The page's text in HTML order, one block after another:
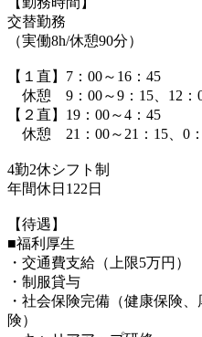
交替勤務
（実働8h/休憩90分）
【１直】7：00～16：45
休憩 9：00～9：15、12：
【２直】19：00～4：45
休憩 21：00～21：15、0：
4勤2休シフト制
年間休日122日
【待遇】
■福利厚生
・交通費支給（上限5万円）
・制服貸与
・社会保険完備（健康保険
険）